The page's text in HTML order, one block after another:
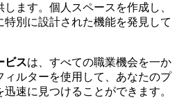
ます。個人スペースを作成し、
特別に設計された機能を発見して
ビスは、すべての職業機会を一か
ィルターを使用して、あなたのプ
速に見つけることができます。